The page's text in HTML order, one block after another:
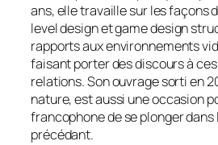
ans, elle travaille sur les façons
level designetgame design
rapports aux environnements
faisant porter des discours à
relations. Son ouvrage sorti en
nature, est aussi une occasion
francophone de se plonger
précédant.